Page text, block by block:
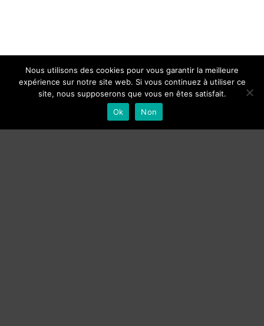
Nous utilisons des cookies pour vous garantir la meilleure
expérience sur notre site web. Si vous continuez à utiliser ce
site, nous supposerons que vous en êtes satisfait.
Ok
Non